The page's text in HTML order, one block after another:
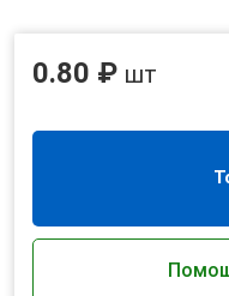
0.80 ₽ шт